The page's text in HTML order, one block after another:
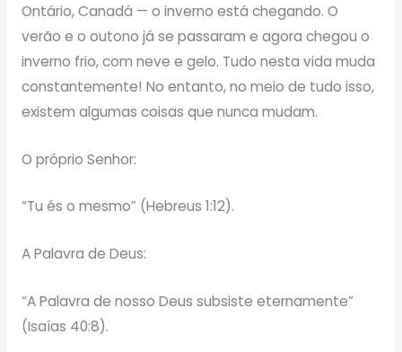
Ontário, Canadá — o inverno está chegando. O
verão e o outono já se passaram e agora chegou o
inverno frio, com neve e gelo. Tudo nesta vida muda
constantemente! No entanto, no meio de tudo isso,
existem algumas coisas que nunca mudam.
O próprio Senhor:
“Tu és o mesmo” (Hebreus 1:12).
A Palavra de Deus:
“A Palavra de nosso Deus subsiste eternamente”
(Isaías 40:8).